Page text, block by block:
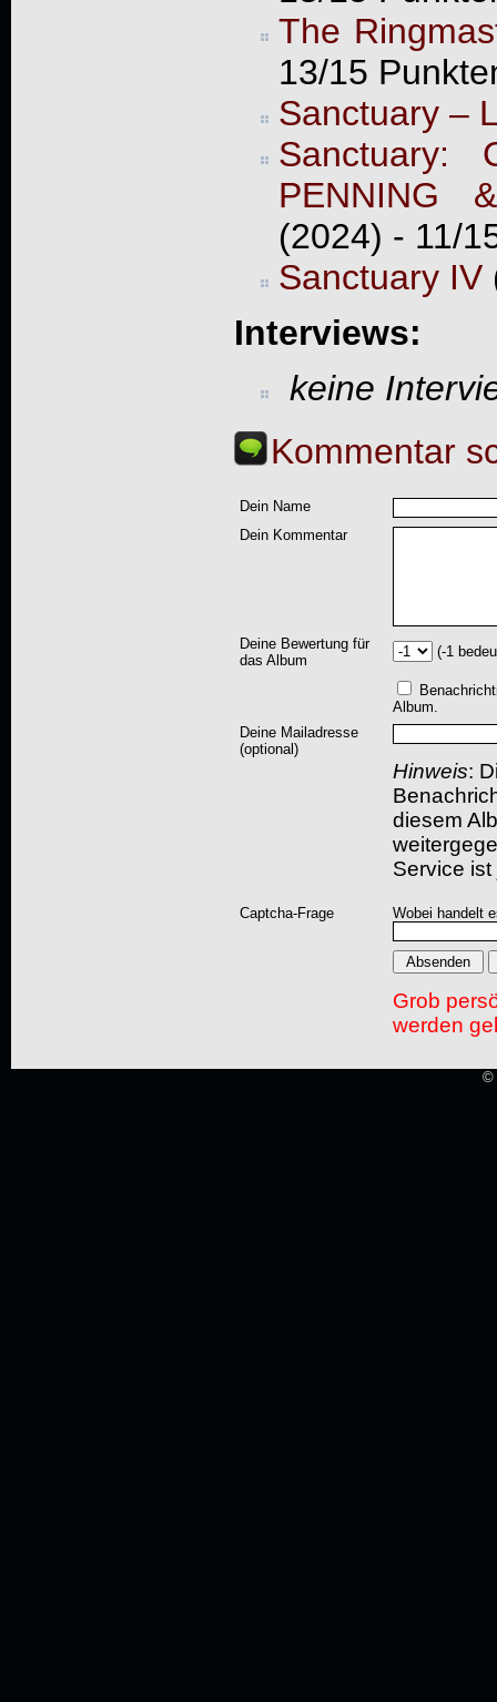
The
13/15
Sanctuary –
Sanctuary:
PENNING
(2024) - 11/
Sanctuary IV
Interviews:
keine
Kommentar
Dein Name
Dein Kommentar
Deine Bewertung für
das Album
(-1
Album.
Deine Mailadresse
(optional)
Hinweis:
diesem
Service
Captcha-Frage Wobei handelt
Grob
werden
©